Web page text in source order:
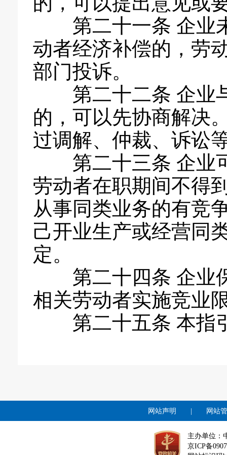
第二十一条 企业
动者经济补偿的，劳
部门投诉。
第二十二条 企业
的，可以先协商解决
过调解、仲裁、诉讼
第二十三条 企业
劳动者在职期间不得
从事同类业务的有竞
己开业生产或经营同
定。
第二十四条 企业
相关劳动者实施竞业
第二十五条 本指
网站声明 网站
主办单位：
京ICP备